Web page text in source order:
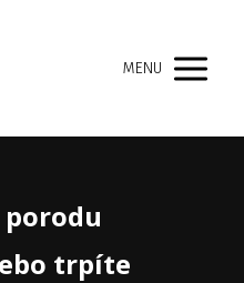
MENU
trpíte